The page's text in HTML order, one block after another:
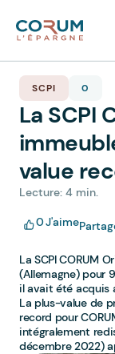
SCPI 0
La SCPI
value
Lecture: 4 min.
0J'aime
La SCPI CORUM
(Allemagne) pour
il avait été acquis
La plus-value de
record pour
intégralement
décembre 2022)